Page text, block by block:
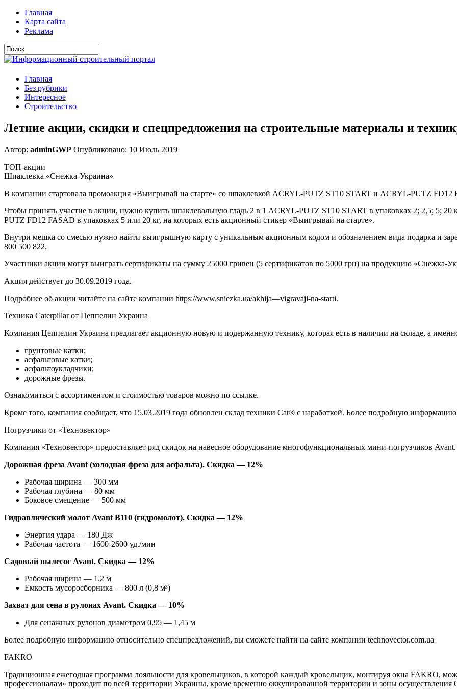
Главная
Карта сайта
Реклама
Главная
Без рубрики
Интересное
Строительство
Летние акции, скидки и спецпредложения на строительные материалы и
Автор: adminGWP Опубликовано: 10 Июль 2019
ТОП-акции
Шпаклевка «Снежка-Украина»
В компании стартовала промоакция «Выигрывай на старте» со шпаклевкой ACRYL-PUTZ ST10 START и ACRYL-PUTZ FD12
Чтобы принять участие в акции, нужно купить шпаклевальную гладь 2 в 1 ACRYL-PUTZ ST10 START в упаковках 2; 2,5; 5;
PUTZ FD12 FASAD в упаковках 5 или 20 кг, на которых есть акционный стикер «Выигрывай на старте».
Внутри мешка со смесью нужно найти выигрышную карту с уникальным акционным кодом и обозначением вида подарка и
800 500 822.
Участники акции могут выиграть сертификаты на сумму 25000 гривен (5 сертификатов по 5000 грн) на продукцию «Снежка-
Акция действует до 30.09.2019 года.
Подробнее об акции читайте на сайте компании https://www.sniezka.ua/akhija—vigravaji-na-starti.
Техника Caterpillar от Цеппелин Украина
Компания Цеппелин Украина предлагает акционную новую и подержанную технику, которая есть в наличии на складе, а
грунтовые катки;
асфальтовые катки;
асфальтоукладчики;
дорожные фрезы.
Ознакомиться с ассортиментом и стоимостью товаров можно по ссылке.
Кроме того, компания сообщает, что 15.03.2019 года обновлен склад техники Cat® с наработкой. Более подробную
Погрузчики от «Техновектор»
Компания «Техновектор» предоставляет ряд скидок на навесное оборудование многофункциональных мини-погрузчиков Avant.
Дорожная фреза Avant (холодная фреза для асфальта). Скидка — 12%
Рабочая ширина — 300 мм
Рабочая глубина — 80 мм
Боковое смещение — 500 мм
Гидравлический молот Avant B110 (гидромолот). Скидка — 12%
Энергия удара — 180 Дж
Рабочая частота — 1600-2600 уд./мин
Садовый пылесос Avant. Скидка — 12%
Рабочая ширина — 1,2 м
Емкость мусоросборника — 800 л (0,8 м³)
Захват для сена в рулонах Avant. Скидка — 10%
Для сенажных рулонов диаметром 0,95 — 1,45 м
Более подробную информацию относительно спецпредложений, вы сможете найти на сайте компании technovector.com.ua
FAKRO
Традиционная ежегодная программа лояльности для кровельщиков, в которой каждый кровельщик, монтируя окна FAKRO,
профессионалам» проходит по всей территории Украины, кроме временно оккупированной территории и зоны